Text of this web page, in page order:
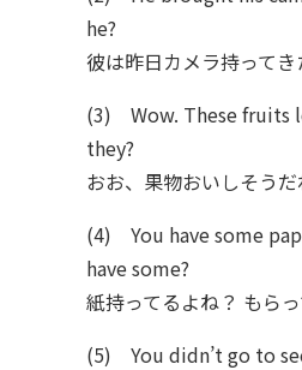
he?
彼は昨日カメラ持ってき
(3) Wow. These fruits
they?
おお、果物おいしそうだ
(4) You have some
have some?
紙持ってるよね？ もら
(5) You didn’t go to